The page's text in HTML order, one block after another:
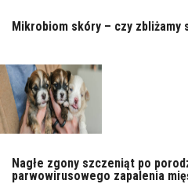
Mikrobiom skóry – czy zbliżamy
Nagłe zgony szczeniąt po
parwowirusowego zapalenia